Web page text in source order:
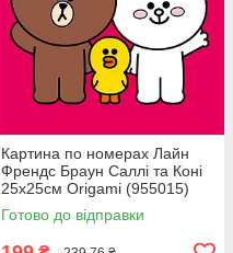
Картина по номерах Лайн
Френдс Браун Саллі та Коні
25x25см Origamі (955015)
Готово до відправки